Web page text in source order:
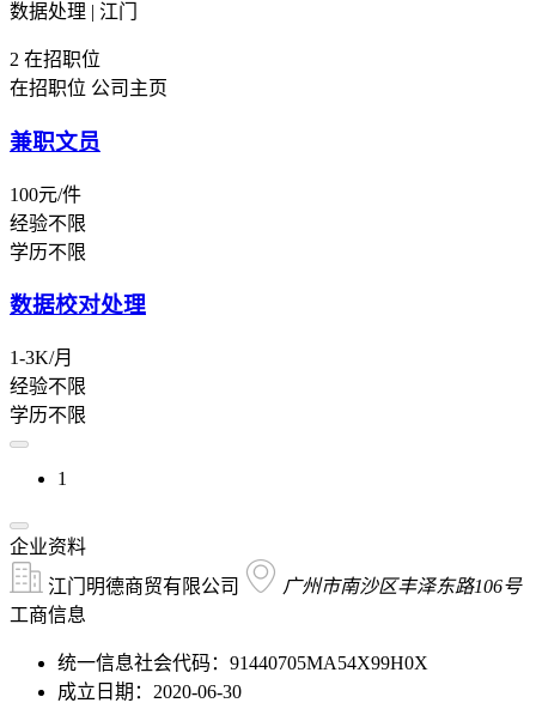
数据处理 | 江门
2 在招职位
在招职位 公司主页
兼职文员
100元/件
经验不限
学历不限
数据校对处理
1-3K/月
经验不限
学历不限
1
企业资料
江门明德商贸有限公司
广州市南沙区丰泽东路106号
工商信息
统一信息社会代码：91440705MA54X99H0X
成立日期：2020-06-30